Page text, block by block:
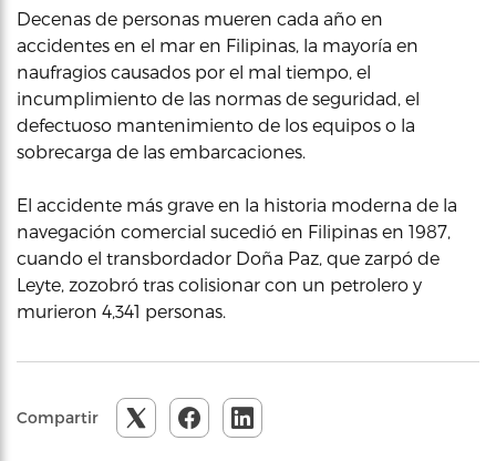
Decenas de personas mueren cada año en
accidentes en el mar en Filipinas, la mayoría en
naufragios causados por el mal tiempo, el
incumplimiento de las normas de seguridad, el
defectuoso mantenimiento de los equipos o la
sobrecarga de las embarcaciones.
El accidente más grave en la historia moderna de la
navegación comercial sucedió en Filipinas en 1987,
cuando el transbordador Doña Paz, que zarpó de
Leyte, zozobró tras colisionar con un petrolero y
murieron 4,341 personas.
Compartir